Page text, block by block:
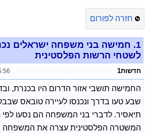
חזרה לפורום
1. חמישה בני משפחה ישראלים
לשטחי הרשות הפלסטינית
חדשות1
החמישה תושבי אזור הדרום היו בכנרת,
שבע טעו בדרך ונכנסו לעיירה טובאס
תיאסיר. לדברי בני המשפחה הם נסעו לפי
המשטרה הפלסטינית עצרה את המשפחה